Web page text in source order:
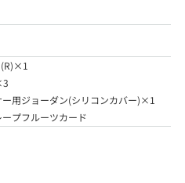
ー用ジョーダン(シリコンカバー)×1
プフルーツカード